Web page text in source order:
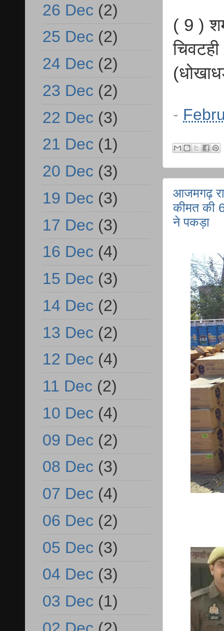
( 9 )
-
आजमगढ़
कीमत की
ने पकड़ा
26 Dec (2)
25 Dec (2)
24 Dec (2)
23 Dec (2)
22 Dec (3)
21 Dec (1)
20 Dec (3)
19 Dec (3)
17 Dec (3)
16 Dec (4)
15 Dec (3)
14 Dec (2)
13 Dec (2)
12 Dec (4)
11 Dec (2)
10 Dec (4)
09 Dec (2)
08 Dec (3)
07 Dec (4)
06 Dec (2)
05 Dec (3)
04 Dec (3)
03 Dec (1)